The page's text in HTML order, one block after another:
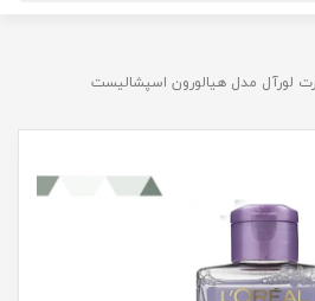
لورآل مدل هیالورون اسپشالیست